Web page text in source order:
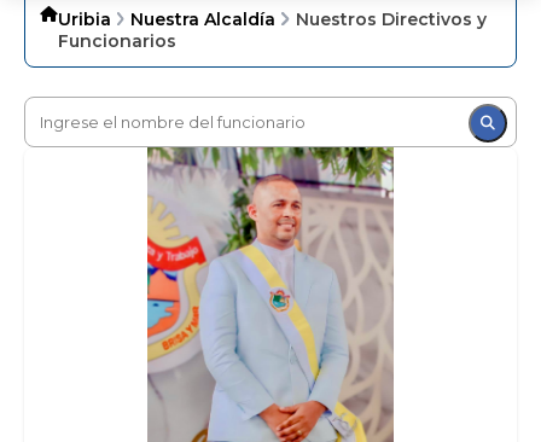
Uribia Nuestra Alcaldía
Nuestros Directivos y
Funcionarios